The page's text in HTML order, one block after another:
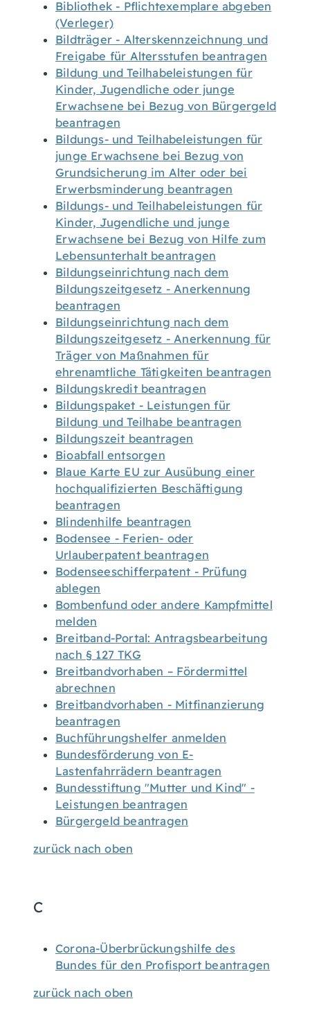
Bibliothek - Pflichtexemplare abgeben
(Verleger)
Bildträger - Alterskennzeichnung und
Freigabe für Altersstufen beantragen
Bildung und Teilhabeleistungen für
Kinder, Jugendliche oder junge
Erwachsene bei Bezug von Bürgergeld
beantragen
Bildungs- und Teilhabeleistungen für
junge Erwachsene bei Bezug von
Grundsicherung im Alter oder bei
Erwerbsminderung beantragen
Bildungs- und Teilhabeleistungen für
Kinder, Jugendliche und junge
Erwachsene bei Bezug von Hilfe zum
Lebensunterhalt beantragen
Bildungseinrichtung nach dem
Bildungszeitgesetz - Anerkennung
beantragen
Bildungseinrichtung nach dem
Bildungszeitgesetz - Anerkennung für
Träger von Maßnahmen für
ehrenamtliche Tätigkeiten beantragen
Bildungskredit beantragen
Bildungspaket - Leistungen für
Bildung und Teilhabe beantragen
Bildungszeit beantragen
Bioabfall entsorgen
Blaue Karte EU zur Ausübung einer
hochqualifizierten Beschäftigung
beantragen
Blindenhilfe beantragen
Bodensee - Ferien- oder
Urlauberpatent beantragen
Bodenseeschifferpatent - Prüfung
ablegen
Bombenfund oder andere Kampfmittel
melden
Breitband-Portal: Antragsbearbeitung
nach § 127 TKG
Breitbandvorhaben – Fördermittel
abrechnen
Breitbandvorhaben - Mitfinanzierung
beantragen
Buchführungshelfer anmelden
Bundesförderung von E-
Lastenfahrrädern beantragen
Bundesstiftung "Mutter und Kind" -
Leistungen beantragen
Bürgergeld beantragen
zurück nach oben
C
Corona-Überbrückungshilfe des
Bundes für den Profisport beantragen
zurück nach oben